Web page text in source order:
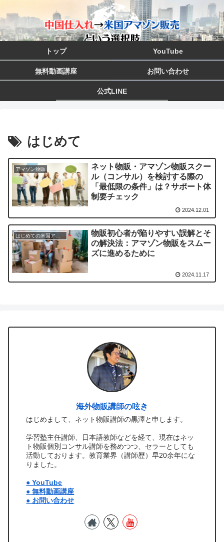
トップ YouTube
無料動画講座 お問い合わせ
公式LINE
はじめて
アマゾン物販
ネット物販・アマゾン物販スクー
ル（コンサル）を検討する際の
「最低限の条件」は？サポート体
制要チェック
2024.12.01
はじめての米国アマゾン物販
物販初心者が陥りやすい誤解とそ
の解決法：アマゾン物販をスムー
ズに進めるために
2024.11.17
海外物販講師の呟き
はじめまして、ネット物販講師の黒澤と申します。
学習塾主任講師、日本語教師などを経て、現在はネッ
ト物販個別コンサル講師を務めつつ、セラーとしても
活動しております。教育業界（講師歴）早20余年にな
りました。
● YouTube
● 無料動画講座
● お問い合わせ